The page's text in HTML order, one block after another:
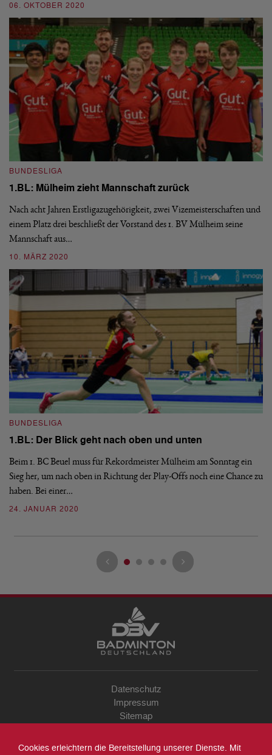
06. OKTOBER 2020
BUNDESLIGA
1.BL: Mülheim zieht Mannschaft zurück
Nach acht Jahren Erstligazugehörigkeit, zwei Vizemeisterschaften und
einem Platz drei beschließt der Vorstand des 1. BV Mülheim seine
Mannschaft aus…
10. MÄRZ 2020
BUNDESLIGA
1.BL: Der Blick geht nach oben und unten
Beim 1. BC Beuel muss für Rekordmeister Mülheim am Sonntag ein
Sieg her, um nach oben in Richtung der Play-Offs noch eine Chance zu
haben. Bei einer…
24. JANUAR 2020
Datenschutz
Impressum
Sitemap
Archiv
Cookies erleichtern die Bereitstellung unserer Dienste. Mit